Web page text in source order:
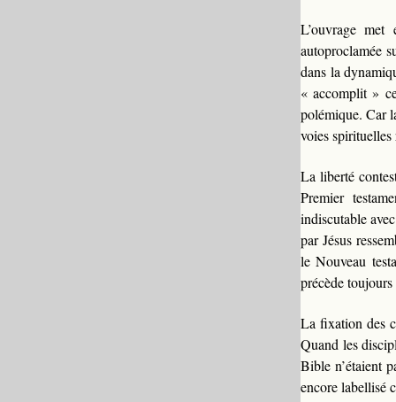
L’ouvrage
autoproclamée
dans la
« accomplit »
polémique. Car
voies
La liberté
Premier
indiscutable
par Jésus
le Nouveau
précède
La fixation des
Quand les
Bible n’étaient
encore labellisé